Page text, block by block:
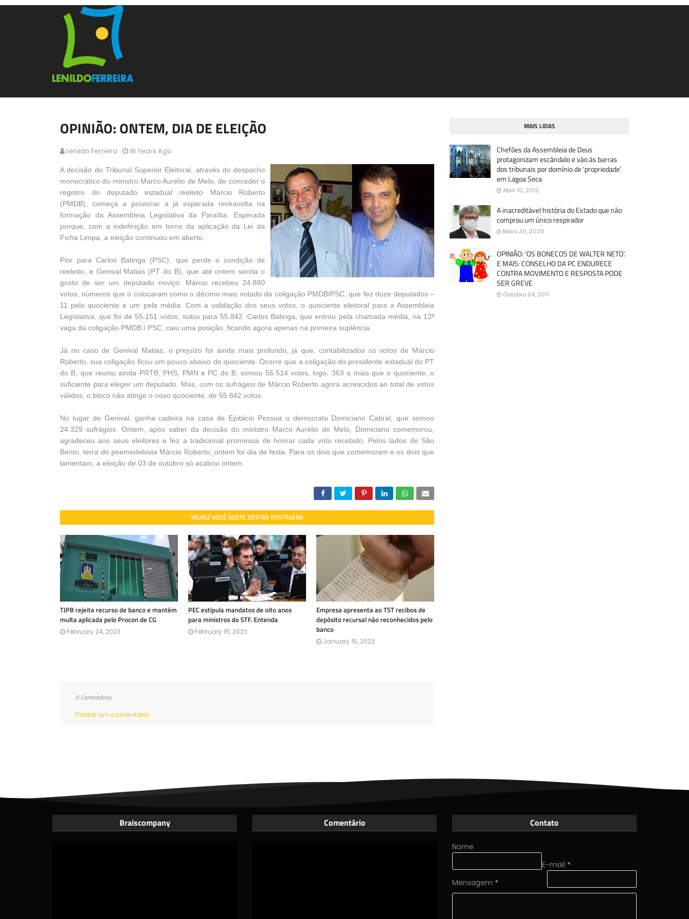
OPINIÃO: ONTEM, DIA DE ELEIÇÃO
Lenildo Ferreira 16 Years Ago
A decisão do Tribunal Superior Eleitoral, através do despacho
monocrático do ministro Marco Aurélio de Melo, de conceder o
registro do deputado estadual reeleito Márcio Roberto
(PMDB), começa a provocar a já esperada reviravolta na
formação da Assembleia Legislativa da Paraíba. Esperada
porque, com a indefinição em torno da aplicação da Lei da
Ficha Limpa, a eleição continuou em aberto.
Pior para Carlos Batinga (PSC), que perde a condição de
reeleito, e Genival Matias (PT do B), que até ontem sentia o
gosto de ser um deputado noviço. Márcio recebeu 24.880
votos, números que o colocaram como o décimo mais votado da coligação PMDB/PSC, que fez doze deputados –
11 pelo quociente e um pela média. Com a validação dos seus votos, o quociente eleitoral para a Assembleia
Legislativa, que foi de 55.151 votos, subiu para 55.842. Carlos Batinga, que entrou pela chamada média, na 12ª
vaga da coligação PMDB / PSC, caiu uma posição, ficando agora apenas na primeira suplência.
Já no caso de Genival Matias, o prejuízo foi ainda mais profundo, já que, contabilizados os votos de Márcio
Roberto, sua coligação ficou um pouco abaixo do quociente. Ocorre que a coligação do presidente estadual do PT
do B, que reuniu ainda PRTB, PHS, PMN e PC do B, somou 55.514 votos, logo, 363 a mais que o quociente, o
suficiente para eleger um deputado. Mas, com os sufrágios de Márcio Roberto agora acrescidos ao total de votos
válidos, o bloco não atinge o novo quociente, de 55.842 votos.
No lugar de Genival, ganha cadeira na casa de Epitácio Pessoa o democrata Domiciano Cabral, que somou
24.329 sufrágios. Ontem, após saber da decisão do ministro Marco Aurélio de Melo, Domiciano comemorou,
agradeceu aos seus eleitores e fez a tradicional promessa de honrar cada voto recebido. Pelos lados de São
Bento, terra do peemedebista Márcio Roberto, ontem foi dia de festa. Para os dois que comemoram e os dois que
lamentam, a eleição de 03 de outubro só acabou ontem.
TALVEZ VOCÊ GOSTE DESTAS POSTAGENS
TJPB rejeita recurso de banco e mantém
multa aplicada pelo Procon de CG
February 24, 2023
PEC estipula mandatos de oito anos
para ministros do STF. Entenda
February 15, 2023
Empresa apresenta ao TST recibos de
depósito recursal não reconhecidos pelo
banco
January 15, 2023
0 Comentários
Postar um comentário
MAIS LIDAS
Chefões da Assembleia de Deus
protagonizam escândalo e vão às barras
dos tribunais por domínio de 'propriedade'
em Lagoa Seca
Abril 10, 2012
A inacreditável história do Estado que não
comprou um único respirador
Maio 30, 2020
OPINIÃO: 'OS BONECOS DE WALTER NETO'.
E MAIS: CONSELHO DA PC ENDURECE
CONTRA MOVIMENTO E RESPOSTA PODE
SER GREVE
Outubro 24, 2011
Braiscompany Comentário Contato
Nome
E-mail *
Mensagem *